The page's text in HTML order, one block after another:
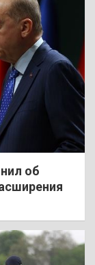
об